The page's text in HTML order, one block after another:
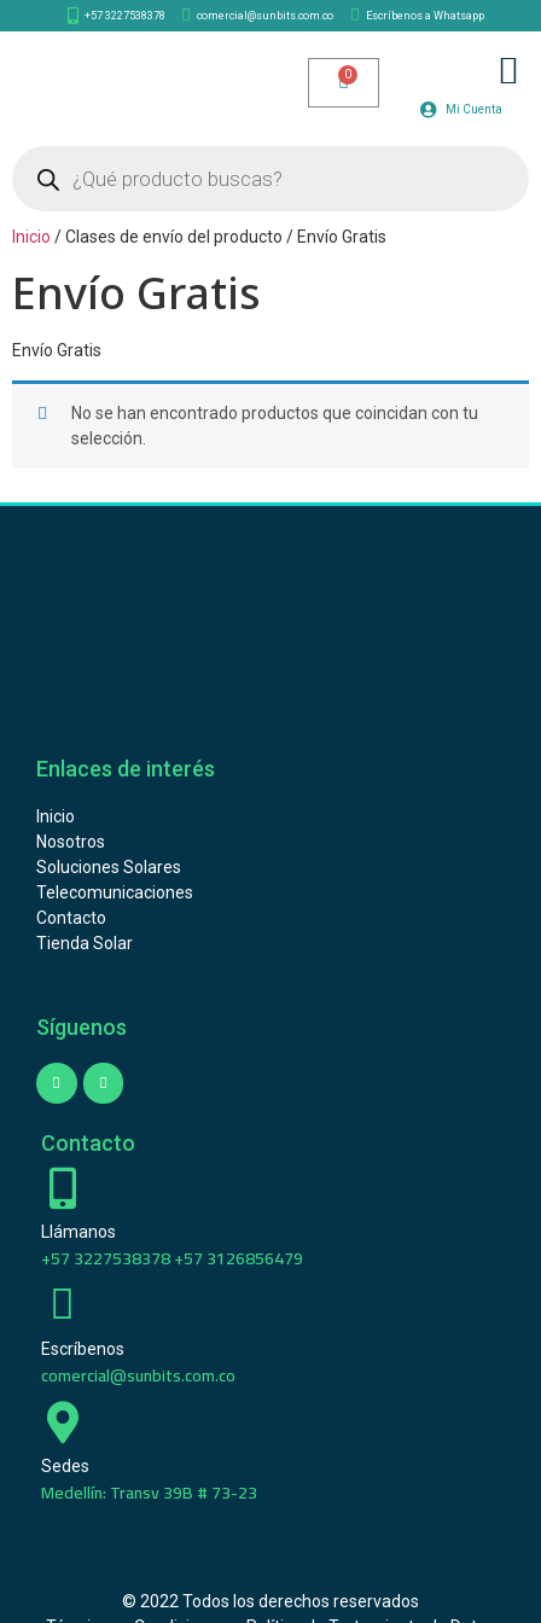
+57 3227538378 comercial@sunbits.com.co Escríbenos a Whatsapp
Mi Cuenta
Inicio / Clases de envío del producto / Envío Gratis
Envío Gratis
Envío Gratis
No se han encontrado productos que coincidan con tu
selección.
Enlaces de interés
Inicio
Nosotros
Soluciones Solares
Telecomunicaciones
Contacto
Tienda Solar
Síguenos
Contacto
Llámanos
+57 3227538378 +57 3126856479
Escríbenos
comercial@sunbits.com.co
Sedes
Medellín: Transv 39B # 73-23
© 2022 Todos los derechos reservados